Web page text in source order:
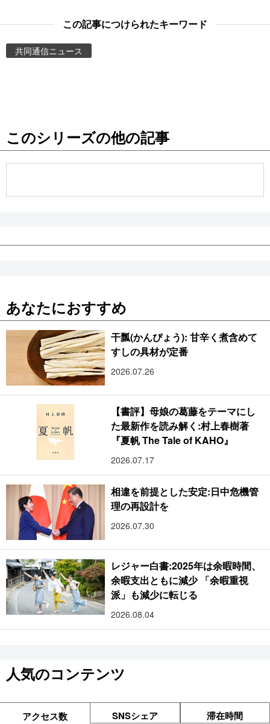
お知らせ
この記事につけられたキーワード
共同通信ニュース
このシリーズの他の記事
あなたにおすすめ
干瓢(かんぴょう): 甘辛く煮含めて
すしの具材が定番
2026.07.26
【書評】母娘の葛藤をテーマにし
た最新作を読み解く:村上春樹著
『夏帆 The Tale of KAHO』
2026.07.17
相違を前提とした安定:日中危機管
理の再設計を
2026.07.30
レジャー白書:2025年は余暇時間、
余暇支出ともに減少 「余暇重視
派」も減少に転じる
2026.08.04
人気のコンテンツ
アクセス数 SNSシェア 滞在時間